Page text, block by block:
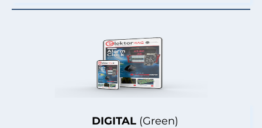
DIGITAL (Green)